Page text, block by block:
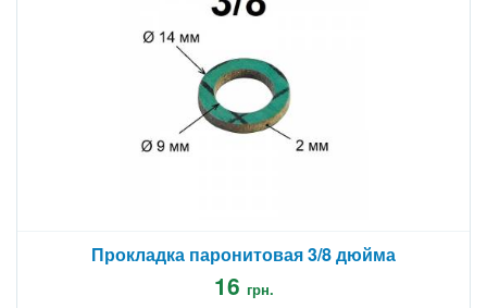
Прокладка паронитовая 3/8 дюйма
16 грн.